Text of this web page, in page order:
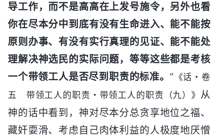
导工作，而不是高高在上发号施令，另外也看
你在尽本分中到底有没有生命进入、能不能按
原则办事、有没有实行真理的见证、能不能处
理解决神选民的实际问题，等等这些都是考核
一个带领工人是否尽到职责的标准。 ” 《话・卷
五 带领工人的职责・带领工人的职责（九）》 从
神的话中看到，神对尽本分总贪享地位之福、
藏奸耍滑、考虑自己肉体利益的人极度地厌憎